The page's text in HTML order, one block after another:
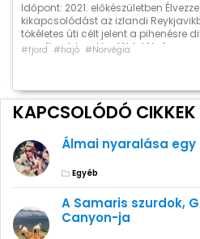
Időpont: 2021. előkészületben
kikapcsolódást az izlandi
tökéletes úti célt jelent a pihenésre
vegyítve. Izland legfőbb
ebben a túrában, mindemellett
#fjord #hajó #Norvégia
KAPCSOLÓDÓ CIKKEK
Álmai nyaralása
Egyéb
A Samaris szurdok,
Canyon-ja